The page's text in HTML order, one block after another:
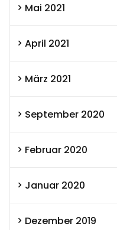
Mai 2021
April 2021
März 2021
September 2020
Februar 2020
Januar 2020
Dezember 2019